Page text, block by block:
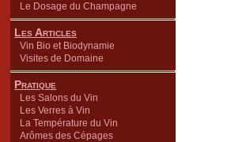
Le Dosage du Champagne
Les Articles
Vin Bio et Biodynamie
Visites de Domaine
Pratique
Les Salons du Vin
Les Verres à Vin
La Température du Vin
Arômes des Cépages